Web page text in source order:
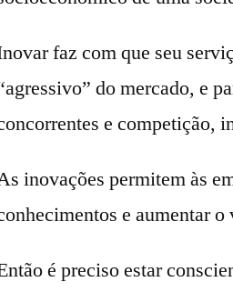
faz com que seu
do mercado, e
e competição,
inovações permitem às
e aumentar o
é preciso estar